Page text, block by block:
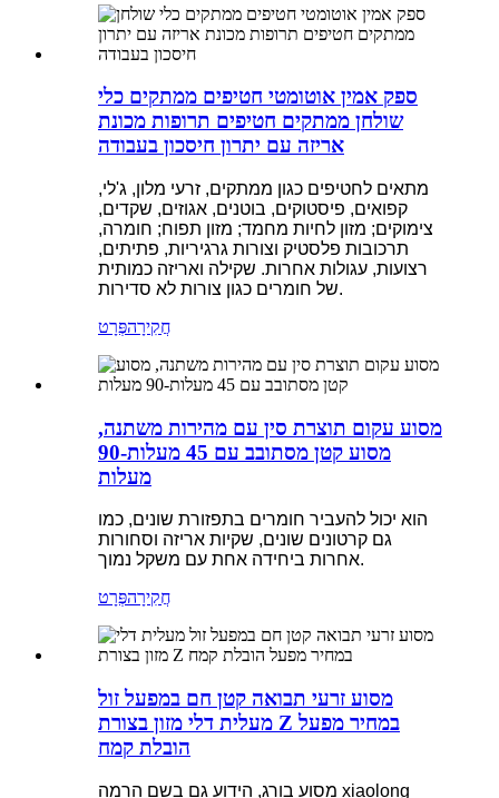
ספק אמין אוטומטי חטיפים ממתקים כלי
שולחן ממתקים חטיפים תרופות מכונת
אריזה עם יתרון חיסכון בעבודה
מתאים לחטיפים כגון ממתקים, זרעי מלון, ג'לי,
קפואים, פיסטוקים, בוטנים, אגוזים, שקדים,
צימוקים; מזון לחיות מחמד; מזון תפוח; חומרה,
תרכובות פלסטיק וצורות גרגיריות, פתיתים,
רצועות, עגולות אחרות. שקילה ואריזה כמותית
של חומרים כגון צורות לא סדירות.
חֲקִירָהפְּרָט
מסוע עקום תוצרת סין עם מהירות משתנה,
מסוע קטן מסתובב עם 45 מעלות-90
מעלות
הוא יכול להעביר חומרים בתפזורת שונים, כמו
גם קרטונים שונים, שקיות אריזה וסחורות
אחרות ביחידה אחת עם משקל נמוך.
חֲקִירָהפְּרָט
מסוע זרעי תבואה קטן חם במפעל זול
מעלית דלי מזון בצורת Z במחיר מפעל
הובלת קמח
מסוע בורג, הידוע גם בשם הרמה xiaolong